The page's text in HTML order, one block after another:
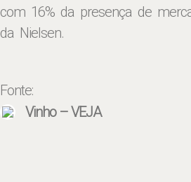
com 16% da presença de
da Nielsen.
Fonte:
Vinho – VEJA